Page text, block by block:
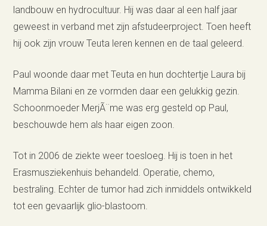
landbouw en hydrocultuur. Hij was daar al een half jaar
geweest in verband met zijn afstudeerproject. Toen heeft
hij ook zijn vrouw Teuta leren kennen en de taal geleerd.
Paul woonde daar met Teuta en hun dochtertje Laura bij
Mamma Bilani en ze vormden daar een gelukkig gezin.
Schoonmoeder MerjÃ¨me was erg gesteld op Paul,
beschouwde hem als haar eigen zoon.
Tot in 2006 de ziekte weer toesloeg. Hij is toen in het
Erasmusziekenhuis behandeld. Operatie, chemo,
bestraling. Echter de tumor had zich inmiddels ontwikkeld
tot een gevaarlijk glio-blastoom.